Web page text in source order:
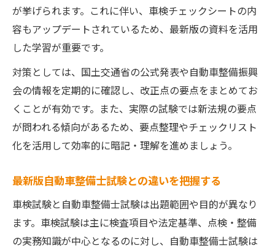
が挙げられます。これに伴い、車検チェックシートの内
容もアップデートされているため、最新版の資料を活用
した学習が重要です。
対策としては、国土交通省の公式発表や自動車整備振興
会の情報を定期的に確認し、改正点の要点をまとめてお
くことが有効です。また、実際の試験では新法規の要点
が問われる傾向があるため、要点整理やチェックリスト
化を活用して効率的に暗記・理解を進めましょう。
最新版自動車整備士試験との違いを把握する
車検試験と自動車整備士試験は出題範囲や目的が異なり
ます。車検試験は主に検査項目や法定基準、点検・整備
の実務知識が中心となるのに対し、自動車整備士試験は